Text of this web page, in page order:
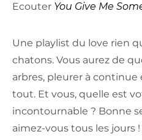
Ecouter You Give Me
Une playlist du love rien
chatons. Vous aurez de
arbres, pleurer à
tout. Et vous, quelle est
incontournable ? Bonne
aimez-vous tous les jours !